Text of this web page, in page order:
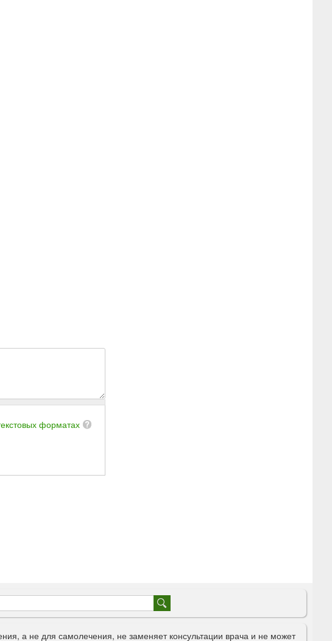
форматах
а не для самолечения, не заменяет консультации врача и не может